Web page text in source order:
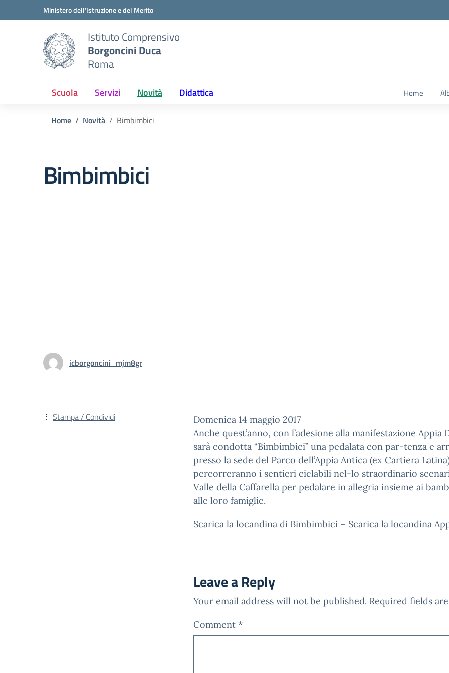
Vai ai contenuti
Vai al menu di navigazioneMinistero dell'Istruzione e del Merito
Istituto Comprensivo
Borgoncini Duca
Roma
Scuola Servizi Novità Didattica Home
Home Novità Bimbimbici
Bimbimbici
icborgoncini_mjm8gr
Domenica 14 maggio 2017
Anche quest’anno, con l’adesione alla manifestazione Appia
sarà condotta “Bimbimbici” una pedalata con par-tenza e
presso la sede del Parco dell’Appia Antica (ex Cartiera
percorreranno i sentieri ciclabili nel-lo straordinario
Valle della Caffarella per pedalare in allegria insieme ai
alle loro famiglie.
Scarica la locandina di Bimbimbici – Scarica la locandina
Leave a Reply
Your email address will not be published. Required fields
Comment *
Stampa / Condividi